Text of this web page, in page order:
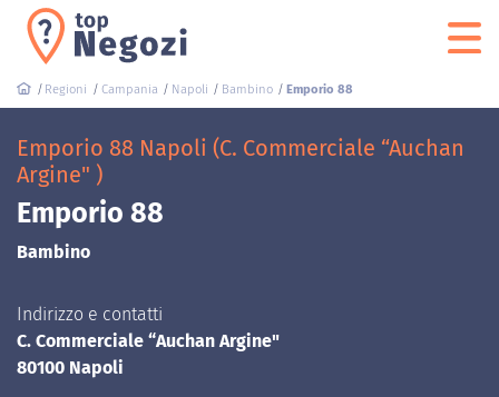
Regioni Campania Napoli Bambino Emporio 88
Emporio 88 Napoli (C. Commerciale “Auchan
Argine" )
Emporio 88
Bambino
Indirizzo e contatti
C. Commerciale “Auchan Argine"
80100 Napoli